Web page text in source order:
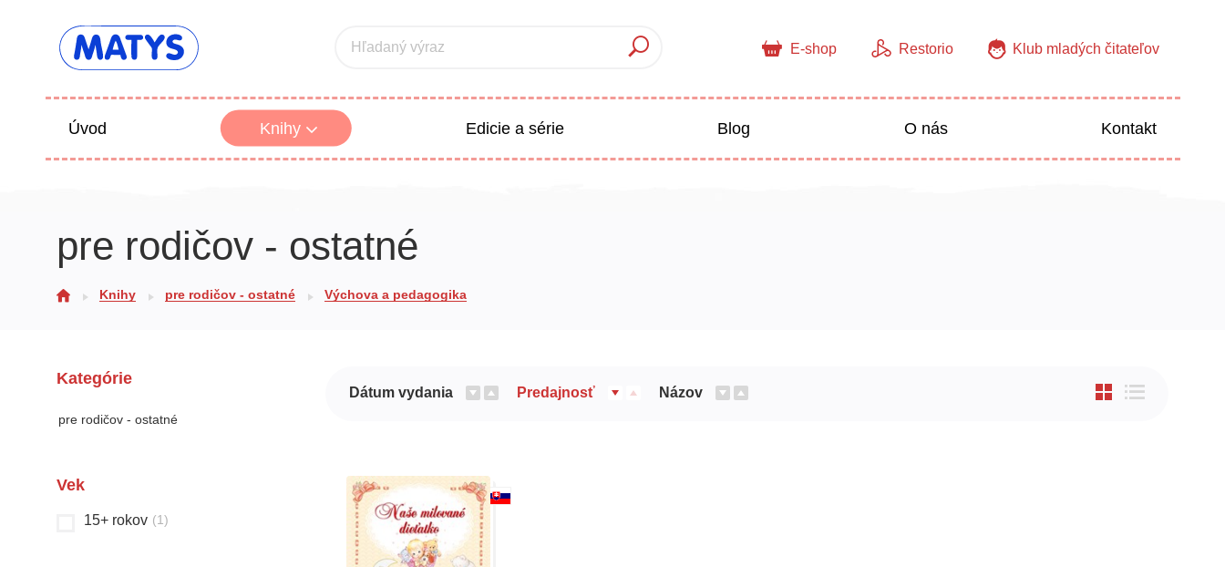
Hľadaný výraz E-shop Restorio Klub mladých čitateľov
Úvod Knihy
Poézia
Edicie a série Blog O nás Kontakt
pre rodičov - ostatné
Knihy pre rodičov - ostatné Výchova a pedagogika
Kategórie
pre rodičov - ostatné
Vek
15+ rokov (1)
Dátum vydania Predajnosť Názov